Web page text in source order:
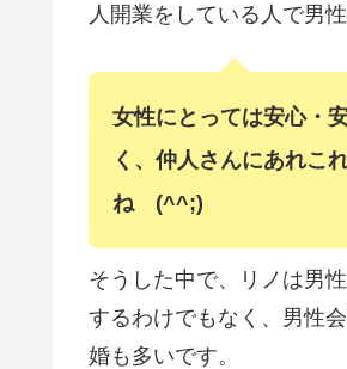
人開業をしている人で男
女性にとっては安心・
く、仲人さんにあれこ
ね (^^;)
そうした中で、リノは男
するわけでもなく、男性
婚も多いです。